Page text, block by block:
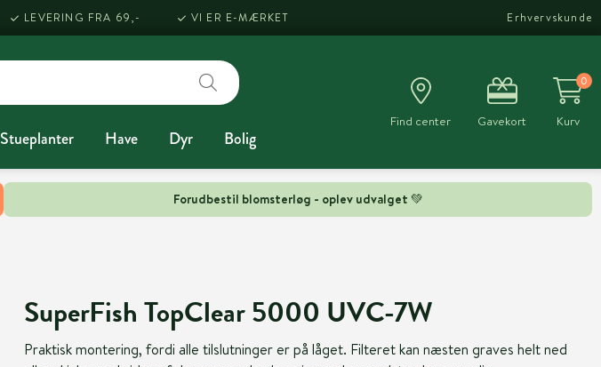
Forudbestil blomsterløg - oplev udvalget 💚
LEVERING FRA 69,- VI ER E-MÆRKET Erhvervskunde
Stueplanter Have Dyr Bolig
Find center Gavekort
0
Kurv
SuperFish TopClear 5000 UVC-7W
Praktisk montering, fordi alle tilslutninger er på låget. Filteret kan næsten graves helt ned